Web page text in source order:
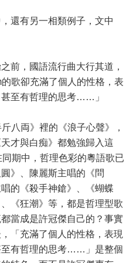
有另一相類例子，文中
，國語流行曲大行其道，
歌卻充滿了個人的性格，表
至有哲理的思考……」
両》裡的《浪子心聲》，
才與白痴》都勉強歸入這
期中，哲理色彩的粵語歌已
》、陳麗斯主唱的《問
的《殺手神鎗》、《蝴蝶
《狂潮》等，都是哲理型歌
當成是許冠傑自己的？事實
「充滿了個人的性格，表現
至有哲理的思考……」是整個